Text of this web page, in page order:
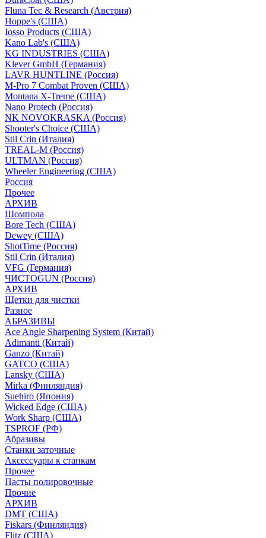
Fluna Tec & Research (Австрия)
Hoppe's (США)
Iosso Products (США)
Kano Lab's (США)
KG INDUSTRIES (США)
Klever GmbH (Германия)
LAVR HUNTLINE (Россия)
M-Pro 7 Combat Proven (СШA)
Montana X-Treme (США)
Nano Protech (Россия)
NK NOVOKRASKA (Россия)
Shooter's Choice (СШA)
Stil Crin (Италия)
TREAL-M (Россия)
ULTMAN (Россия)
Wheeler Engineering (СШA)
Россия
Прочее
АРХИВ
Шомпола
Bore Tech (США)
Dewey (США)
ShotTime (Россия)
Stil Crin (Италия)
VFG (Германия)
ЧИСТОGUN (Россия)
АРХИВ
Щетки для чистки
Разное
АБРАЗИВЫ
Ace Angle Sharpening System (Китай)
Adimanti (Китай)
Ganzo (Китай)
GATCO (США)
Lansky (США)
Mirka (Финляндия)
Suehiro (Япония)
Wicked Edge (США)
Work Sharp (США)
TSPROF (РФ)
Абразивы
Станки заточные
Аксессуары к станкам
Прочее
Пасты полировочные
Прочие
АРХИВ
DMT (США)
Fiskars (Финляндия)
Flitz (США)